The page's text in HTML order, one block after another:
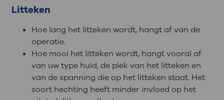
Litteken
Hoe lang het litteken wordt, hangt af van de
operatie.
Hoe mooi het litteken wordt, hangt vooral af
van uw type huid, de plek van het litteken en
van de spanning die op het litteken staat. Het
soort hechting heeft minder invloed op het